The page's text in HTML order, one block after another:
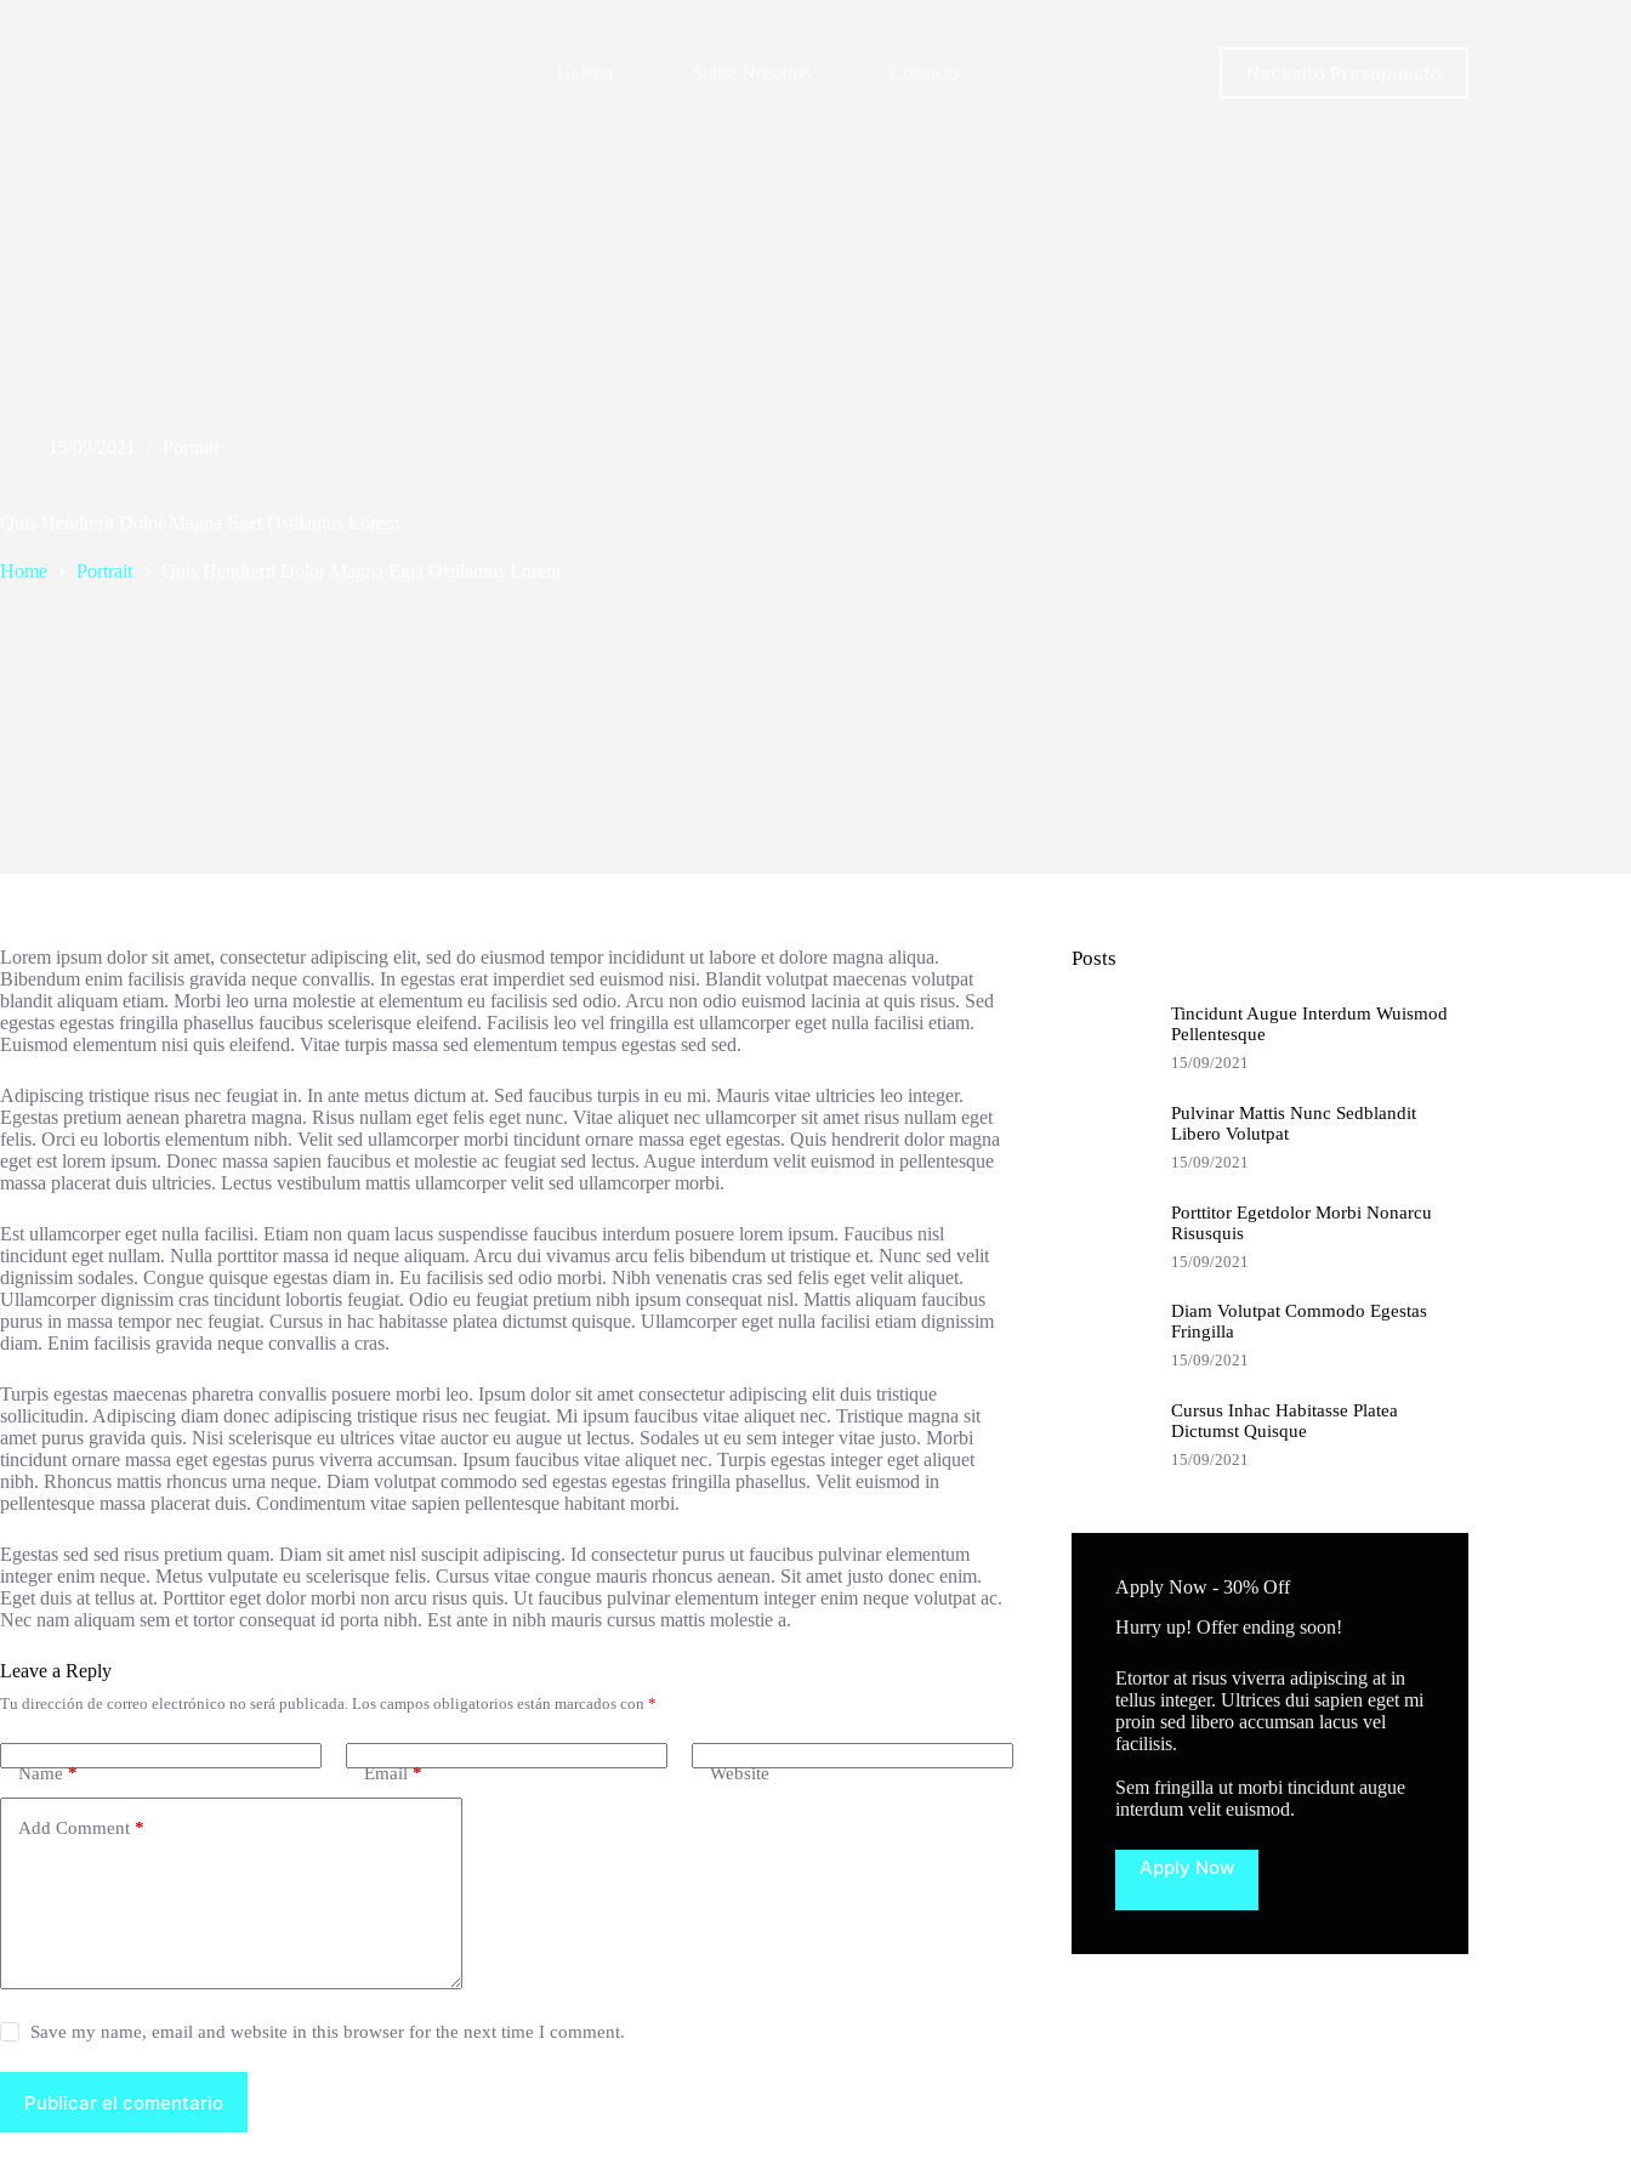
Home Portrait
Lorem ipsum dolor sit amet, consectetur adipiscing elit, sed do eiusmod tempor incididunt ut labore et dolore magna aliqua.
Bibendum enim facilisis gravida neque convallis. In egestas erat imperdiet sed euismod nisi. Blandit volutpat maecenas volutpat
blandit aliquam etiam. Morbi leo urna molestie at elementum eu facilisis sed odio. Arcu non odio euismod lacinia at quis risus. Sed
egestas egestas fringilla phasellus faucibus scelerisque eleifend. Facilisis leo vel fringilla est ullamcorper eget nulla facilisi etiam.
Euismod elementum nisi quis eleifend. Vitae turpis massa sed elementum tempus egestas sed sed.
Adipiscing tristique risus nec feugiat in. In ante metus dictum at. Sed faucibus turpis in eu mi. Mauris vitae ultricies leo integer.
Egestas pretium aenean pharetra magna. Risus nullam eget felis eget nunc. Vitae aliquet nec ullamcorper sit amet risus nullam eget
felis. Orci eu lobortis elementum nibh. Velit sed ullamcorper morbi tincidunt ornare massa eget egestas. Quis hendrerit dolor magna
eget est lorem ipsum. Donec massa sapien faucibus et molestie ac feugiat sed lectus. Augue interdum velit euismod in pellentesque
massa placerat duis ultricies. Lectus vestibulum mattis ullamcorper velit sed ullamcorper morbi.
Est ullamcorper eget nulla facilisi. Etiam non quam lacus suspendisse faucibus interdum posuere lorem ipsum. Faucibus nisl
tincidunt eget nullam. Nulla porttitor massa id neque aliquam. Arcu dui vivamus arcu felis bibendum ut tristique et. Nunc sed velit
dignissim sodales. Congue quisque egestas diam in. Eu facilisis sed odio morbi. Nibh venenatis cras sed felis eget velit aliquet.
Ullamcorper dignissim cras tincidunt lobortis feugiat. Odio eu feugiat pretium nibh ipsum consequat nisl. Mattis aliquam faucibus
purus in massa tempor nec feugiat. Cursus in hac habitasse platea dictumst quisque. Ullamcorper eget nulla facilisi etiam dignissim
diam. Enim facilisis gravida neque convallis a cras.
Turpis egestas maecenas pharetra convallis posuere morbi leo. Ipsum dolor sit amet consectetur adipiscing elit duis tristique
sollicitudin. Adipiscing diam donec adipiscing tristique risus nec feugiat. Mi ipsum faucibus vitae aliquet nec. Tristique magna sit
amet purus gravida quis. Nisi scelerisque eu ultrices vitae auctor eu augue ut lectus. Sodales ut eu sem integer vitae justo. Morbi
tincidunt ornare massa eget egestas purus viverra accumsan. Ipsum faucibus vitae aliquet nec. Turpis egestas integer eget aliquet
nibh. Rhoncus mattis rhoncus urna neque. Diam volutpat commodo sed egestas egestas fringilla phasellus. Velit euismod in
pellentesque massa placerat duis. Condimentum vitae sapien pellentesque habitant morbi.
Egestas sed sed risus pretium quam. Diam sit amet nisl suscipit adipiscing. Id consectetur purus ut faucibus pulvinar elementum
integer enim neque. Metus vulputate eu scelerisque felis. Cursus vitae congue mauris rhoncus aenean. Sit amet justo donec enim.
Eget duis at tellus at. Porttitor eget dolor morbi non arcu risus quis. Ut faucibus pulvinar elementum integer enim neque volutpat ac.
Nec nam aliquam sem et tortor consequat id porta nibh. Est ante in nibh mauris cursus mattis molestie a.
Leave a Reply
Tu dirección de correo electrónico no será publicada. Los campos obligatorios están marcados con *
Name* Email* Website
Add Comment *
Save my name, email and website in this browser for the next time I comment.
Publicar el comentario
Posts
Tincidunt Augue Interdum Wuismod
Pellentesque
15/09/2021
Pulvinar Mattis Nunc Sedblandit
Libero Volutpat
15/09/2021
Porttitor Egetdolor Morbi Nonarcu
Risusquis
15/09/2021
Diam Volutpat Commodo Egestas
Fringilla
15/09/2021
Cursus Inhac Habitasse Platea
Dictumst Quisque
15/09/2021
Apply Now - 30% Off
Hurry up! Offer ending soon!
Etortor at risus viverra adipiscing at in
tellus integer. Ultrices dui sapien eget mi
proin sed libero accumsan lacus vel
facilisis.
Sem fringilla ut morbi tincidunt augue
interdum velit euismod.
Apply Now